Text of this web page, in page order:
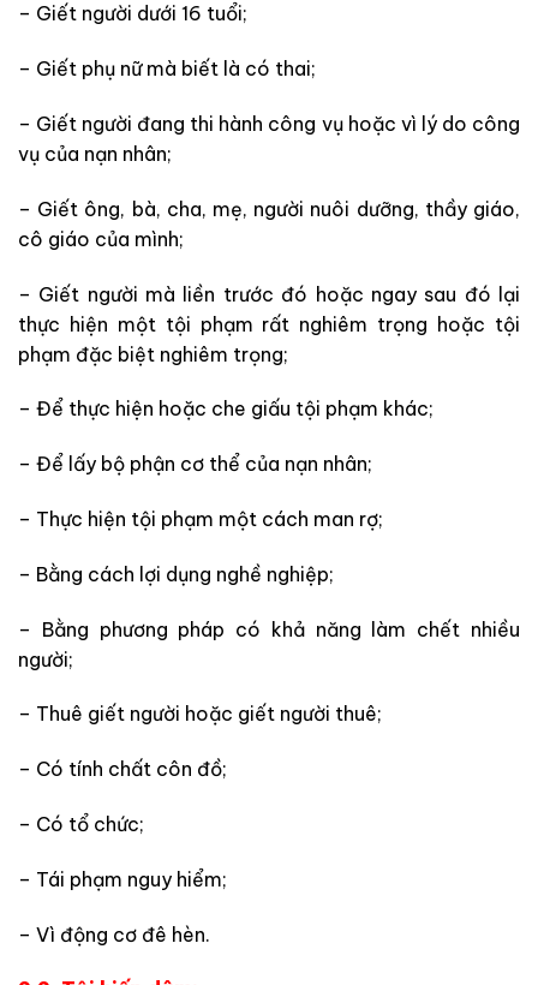
– Giết người dưới 16 tuổi;
– Giết phụ nữ mà biết là có thai;
– Giết người đang thi hành công vụ hoặc vì lý do công
vụ của nạn nhân;
– Giết ông, bà, cha, mẹ, người nuôi dưỡng, thầy giáo,
cô giáo của mình;
– Giết người mà liền trước đó hoặc ngay sau đó lại
thực hiện một tội phạm rất nghiêm trọng hoặc tội
phạm đặc biệt nghiêm trọng;
– Để thực hiện hoặc che giấu tội phạm khác;
– Để lấy bộ phận cơ thể của nạn nhân;
– Thực hiện tội phạm một cách man rợ;
– Bằng cách lợi dụng nghề nghiệp;
– Bằng phương pháp có khả năng làm chết nhiều
người;
– Thuê giết người hoặc giết người thuê;
– Có tính chất côn đồ;
– Có tổ chức;
– Tái phạm nguy hiểm;
– Vì động cơ đê hèn.